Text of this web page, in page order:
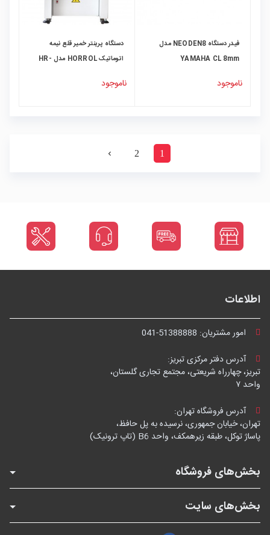
فیدر دستگاه NEODEN8 مدل
YAMAHA CL 8mm
ناموجود
دستگاه پرینتر خمیر قلع نیمه
اتوماتیک HORROL مدل HR-
ناموجود
1
2
navigate_next
اطلاعات
امور مشتریان: 041-51388888
آدرس دفتر مرکزی تبریز:
تبریز، چهارراه شریعتی، مجتمع تجاری گلستان،
واحد ۷
آدرس فروشگاه تهران:
تهران، خیابان جمهوری، نرسیده به پل حافظ،
پاساژ توکل، طبقه زیرهمکف، واحد B6 (تاپ ترونیک)
بخش‌های فروشگاه
بخش‌های سایت